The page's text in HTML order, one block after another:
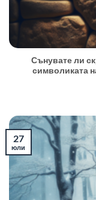
Сънувате ли
символиката
27
юли